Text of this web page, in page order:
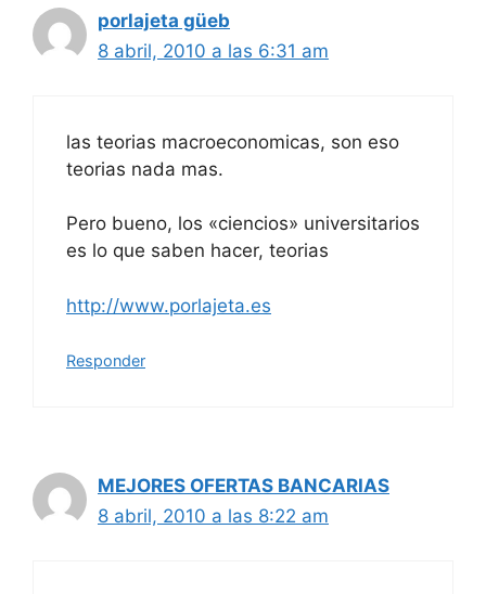
porlajeta güeb
8 abril, 2010 a las 6:31 am
las teorias macroeconomicas, son eso
teorias nada mas.
Pero bueno, los «ciencios» universitarios
es lo que saben hacer, teorias
http://www.porlajeta.es
Responder
MEJORES OFERTAS BANCARIAS
8 abril, 2010 a las 8:22 am